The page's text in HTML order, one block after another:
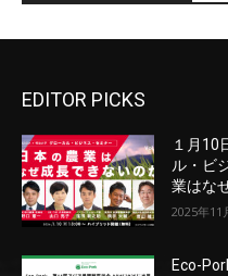
EDITOR PICKS
１月10
ル・ビ
業はな
2025年11
Eco-